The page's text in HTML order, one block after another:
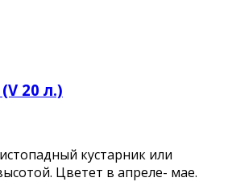
20 л.)
кустарник или
Цветет в апреле- мае.